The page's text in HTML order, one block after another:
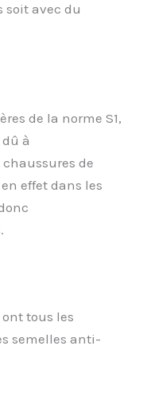
soit avec du
de la norme S1,
à
de
effet dans les
tous les
semelles anti-